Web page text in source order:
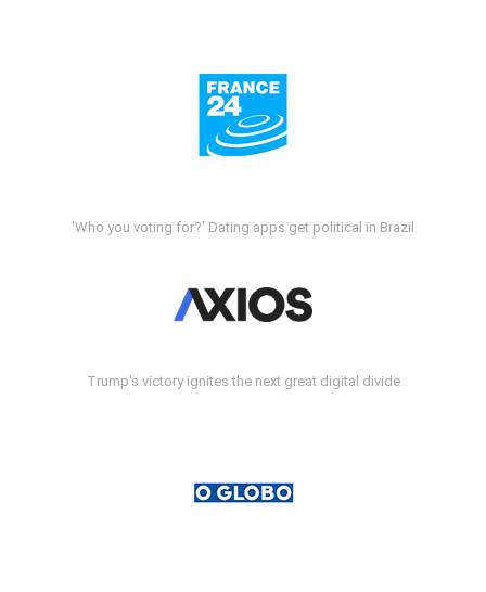
'Who you voting for?' Dating apps get political in Brazil
Trump's victory ignites the next great digital divide